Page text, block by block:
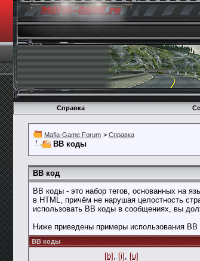
Справка
Mafia-Game Forum > Справка
BB коды
BB код
BB коды - это набор тегов, основанных на
в HTML, причём не нарушая целостность
использовать BB коды в сообщениях, вы
Ниже приведены примеры использования BB
BB коды
[b] , [i] , [u]